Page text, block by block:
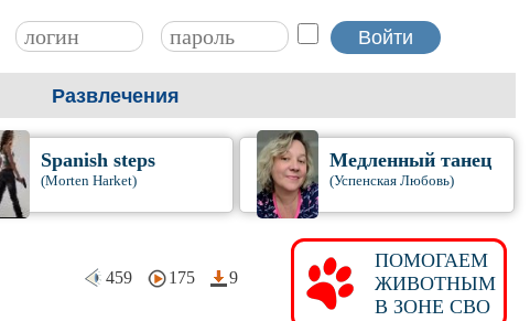
Развлечения
Spanish steps
(Morten Harket)
Медленный танец
(Успенская Любовь)
459 175 9
ПОМОГАЕМ
ЖИВОТНЫМ
В ЗОНЕ СВО